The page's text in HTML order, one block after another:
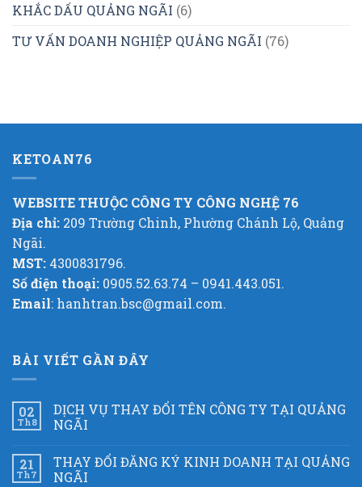
KHẮC DẤU QUẢNG NGÃI (6)
TƯ VẤN DOANH NGHIỆP QUẢNG NGÃI (76)
KETOAN76
WEBSITE THUỘC CÔNG TY CÔNG NGHỆ 76
Địa chỉ: 209 Trường Chinh, Phường Chánh Lộ, Quảng
Ngãi.
MST: 4300831796.
Số điện thoại: 0905.52.63.74 – 0941.443.051.
Email: hanhtran.bsc@gmail.com.
BÀI VIẾT GẦN ĐÂY
02
Th8
DỊCH VỤ THAY ĐỔI TÊN CÔNG TY TẠI QUẢNG
NGÃI
21
Th7
THAY ĐỔI ĐĂNG KÝ KINH DOANH TẠI QUẢNG
NGÃI